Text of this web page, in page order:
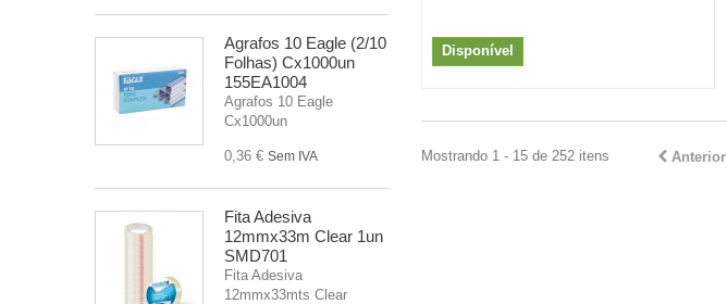
Agrafos 10 Eagle (2/10
Folhas) Cx1000un
155EA1004
Agrafos 10 Eagle
Cx1000un
0,36 € Sem IVA
Fita Adesiva
12mmx33m Clear 1un
SMD701
Fita Adesiva
12mmx33mts Clear
Disponível
Anterior
Mostrando 1 - 15 de 252 itens